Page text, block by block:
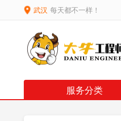
武汉 每天都不一样！
服务分类